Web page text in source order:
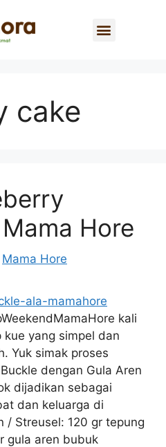
cake
Hore
Mama Hore
kali
kue yang simpel dan
Yuk simak proses
dengan Gula Aren
dijadikan sebagai
dan keluarga di
/ Streusel: 120 gr tepung
gula aren bubuk